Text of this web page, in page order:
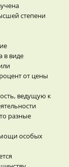
степени
в виде
от цены
ведущую к
разные
особых